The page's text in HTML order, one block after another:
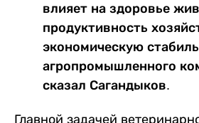
влияет на здоровье
продуктивность
экономическую
агропромышленного
сказал Сагандыков.
Главной задачей